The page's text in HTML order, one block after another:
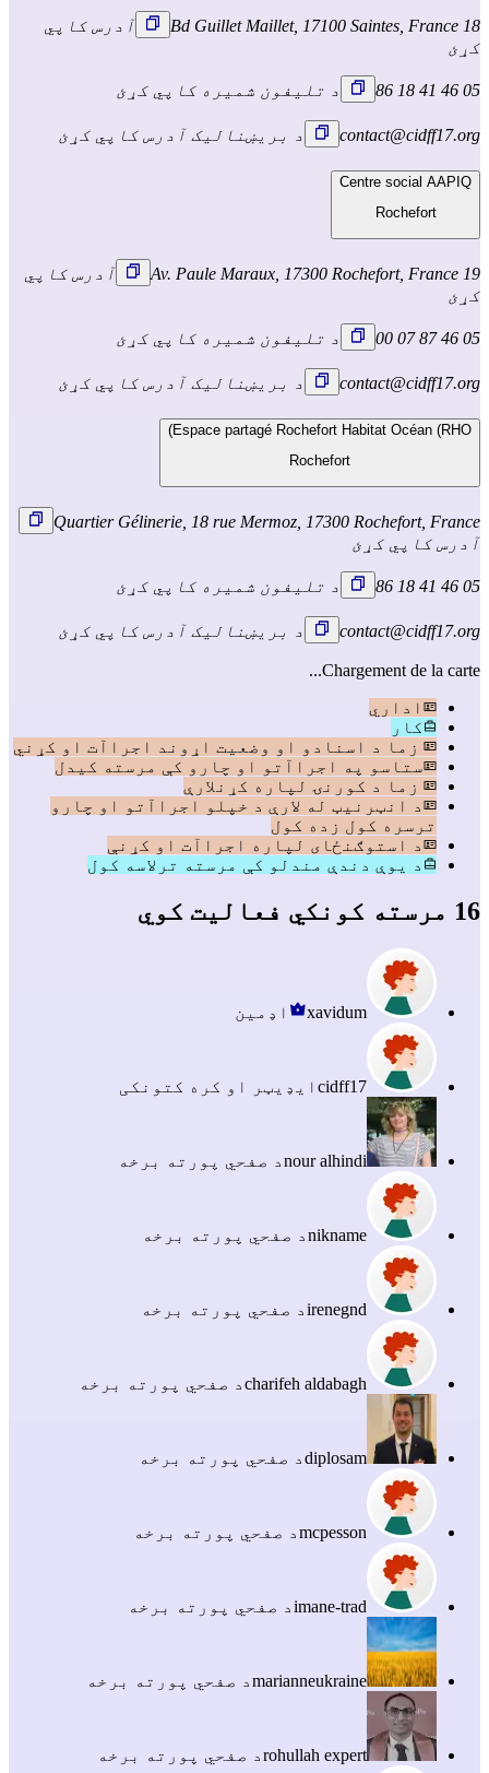
18 Bd Guillet Maillet, 17100 Saintes, France
آدرس کاپي
کړئ
05 46 41 18 86 د تلیفون شمیره کاپي کړئ
contact@cidff17.org د بریښنالیک آدرس کاپي کړئ
Centre social AAPIQ
Rochefort
19 Av. Paule Maraux, 17300 Rochefort, France
آدرس کاپي
کړئ
05 46 87 07 00 د تلیفون شمیره کاپي کړئ
contact@cidff17.org د بریښنالیک آدرس کاپي کړئ
Espace partagé Rochefort Habitat Océan (RHO)
Rochefort
Quartier Gélinerie, 18 rue Mermoz, 17300 Rochefort, France
آدرس کاپي کړئ
05 46 41 18 86 د تلیفون شمیره کاپي کړئ
contact@cidff17.org د بریښنالیک آدرس کاپي کړئ
Chargement de la carte...
اداري
کار
زما د اسنادو او وضعیت اړوند اجراآت او کړني
ستاسو په اجراآتو او چارو کې مرسته کیدل
زما د کورنۍ لپاره کړنلارې
د انټرنیټ له لارې د خپلو اجراآتو او چارو
ترسره کول زده کول
د استوګنځای لپاره اجراآت او کړنې
د یوې دندې مندلو کې مرسته ترلاسه کول
16 مرسته کونکي فعالیت کوي
xavidum اډمین
cidff17 ایډیټر او کره کتونکی
nour alhindiد صفحي پورته برخه
niknameد صفحي پورته برخه
irenegndد صفحي پورته برخه
charifeh aldabaghد صفحي پورته برخه
diplosamد صفحي پورته برخه
mcpessonد صفحي پورته برخه
imane-tradد صفحي پورته برخه
marianneukraineد صفحي پورته برخه
rohullah expertد صفحي پورته برخه